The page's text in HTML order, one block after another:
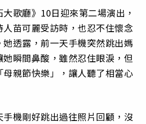
大歌廳》10日迎來第二場演出，
苗可麗受訪時，也忍不住懷念
透露，前一天手機突然跳出媽
瞬間鼻酸，雖然忍住眼淚，但
親節快樂」，讓人聽了相當心
機剛好跳出過往照片回顧，沒